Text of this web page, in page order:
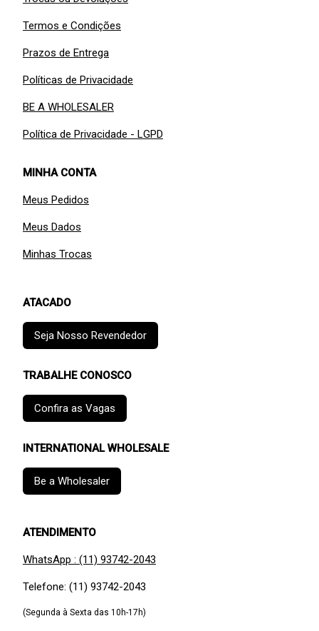
Termos e Condições
Prazos de Entrega
Políticas de Privacidade
BE A WHOLESALER
Política de Privacidade - LGPD
MINHA CONTA
Meus Pedidos
Meus Dados
Minhas Trocas
ATACADO
Seja Nosso Revendedor
TRABALHE CONOSCO
Confira as Vagas
INTERNATIONAL WHOLESALE
Be a Wholesaler
ATENDIMENTO
WhatsApp : (11) 93742-2043
Telefone: (11) 93742-2043
(Segunda à Sexta das 10h-17h)